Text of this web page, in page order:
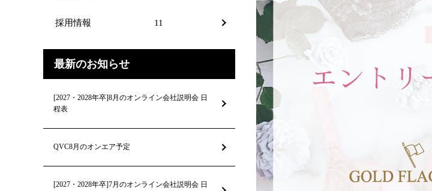
採用情報 11
最新のお知らせ
[2027・2028年卒]8月のオンライン会社説明会 日
程表
QVC8月のオンエア予定
[2027・2028年卒]7月のオンライン会社説明会 日